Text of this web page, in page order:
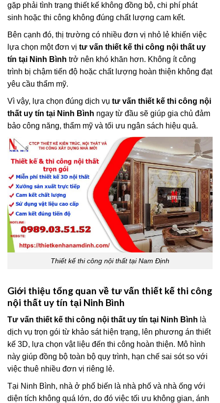
gặp phải tình trạng thiết kế không đồng bộ, chi phí phát
sinh hoặc thi công không đúng chất lượng cam kết.
Bên cạnh đó, thị trường có nhiều đơn vị nhỏ lẻ khiến việc
lựa chọn một đơn vị tư vấn thiết kế thi công nội thất uy
tín tại Ninh Bình trở nên khó khăn hơn. Không ít công
trình bị chậm tiến độ hoặc chất lượng hoàn thiện không đạt
yêu cầu thẩm mỹ.
Vì vậy, lựa chọn đúng dịch vụ tư vấn thiết kế thi công nội
thất uy tín tại Ninh Bình ngay từ đầu sẽ giúp gia chủ đảm
bảo công năng, thẩm mỹ và tối ưu ngân sách hiệu quả.
Thiết kế thi công nội thất tại Nam Định
Giới thiệu tổng quan về tư vấn thiết kế thi công
nội thất uy tín tại Ninh Bình
Tư vấn thiết kế thi công nội thất uy tín tại Ninh Bình là
dịch vụ trọn gói từ khảo sát hiện trạng, lên phương án thiết
kế 3D, lựa chọn vật liệu đến thi công hoàn thiện. Mô hình
này giúp đồng bộ toàn bộ quy trình, hạn chế sai sót so với
việc thuê nhiều đơn vị riêng lẻ.
Tại Ninh Bình, nhà ở phổ biến là nhà phố và nhà ống với
diện tích không quá lớn, do đó việc tối ưu không gian, ánh